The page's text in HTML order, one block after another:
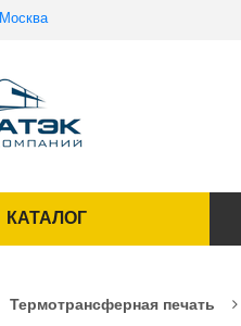
Москва
КАТАЛОГ
Термотрансферная печать